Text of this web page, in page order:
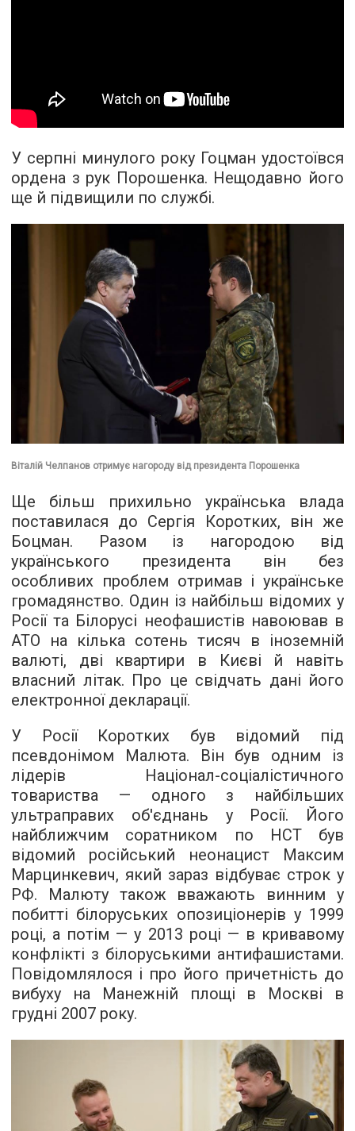
У серпні минулого року Гоцман удостоївся
ордена з рук Порошенка. Нещодавно його
ще й підвищили по службі.
Віталій Челпанов отримує нагороду від президента Порошенка
Ще більш прихильно українська влада
поставилася до Сергія Коротких, він же
Боцман. Разом із нагородою від
українського президента він без
особливих проблем отримав і українське
громадянство. Один із найбільш відомих у
Росії та Білорусі неофашистів навоював в
АТО на кілька сотень тисяч в іноземній
валюті, дві квартири в Києві й навіть
власний літак. Про це свідчать дані його
електронної декларації.
У Росії Коротких був відомий під
псевдонімом Малюта. Він був одним із
лідерів Націонал-соціалістичного
товариства — одного з найбільших
ультраправих об'єднань у Росії. Його
найближчим соратником по НСТ був
відомий російський неонацист Максим
Марцинкевич, який зараз відбуває строк у
РФ. Малюту також вважають винним у
побитті білоруських опозиціонерів у 1999
році, а потім — у 2013 році — в кривавому
конфлікті з білоруськими антифашистами.
Повідомлялося і про його причетність до
вибуху на Манежній площі в Москві в
грудні 2007 року.